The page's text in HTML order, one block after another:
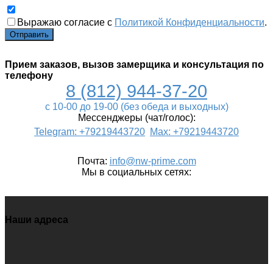
Выражаю согласие с Политикой Конфиденциальности.
Прием заказов, вызов замерщика и консультация по
телефону
8 (812) 944-37-20
c 10-00 до 19-00 (без обеда и выходных)
Мессенджеры (чат/голос):
Telegram: +79219443720 Max: +79219443720
Почта: info@nw-prime.com
Мы в социальных сетях:
Наши адреса